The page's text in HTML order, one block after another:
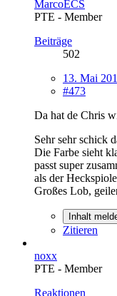
MarcoECS
PTE - Member
Beiträge
502
13. Mai
#473
Da hat de Chris
Sehr sehr schick
Die Farbe sieht
passt super
als der
Großes Lob,
Inhalt
Zitieren
noxx
PTE - Member
Reaktionen